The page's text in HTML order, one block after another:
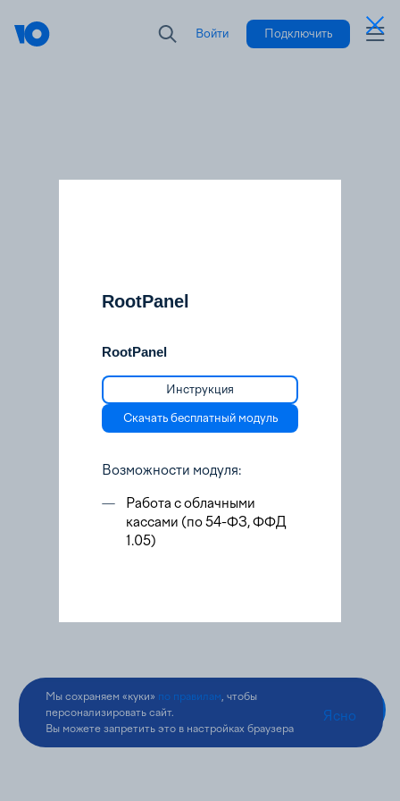
Войти Подключить
RootPanel
RootPanel
Инструкция
Скачать бесплатный модуль
Возможности модуля:
—
Работа с облачными
кассами (по 54-ФЗ, ФФД
1.05)
Мы сохраняем «куки» по правилам, чтобы
персонализировать сайт.
Вы можете запретить это в настройках браузера
Ясно